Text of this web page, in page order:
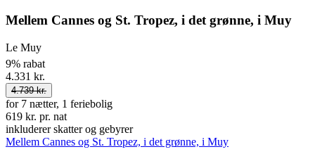
Mellem Cannes og St. Tropez, i det grønne, i Muy
Le Muy
9% rabat
4.331 kr.
4.739 kr.
for 7 nætter, 1 feriebolig
619 kr. pr. nat
inkluderer skatter og gebyrer
Mellem Cannes og St. Tropez, i det grønne, i Muy